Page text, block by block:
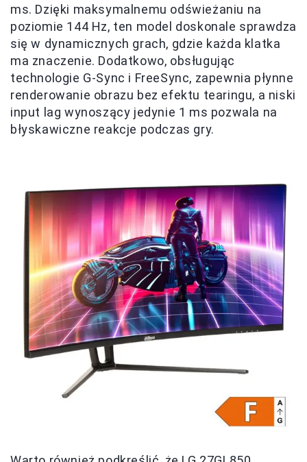
ms. Dzięki maksymalnemu odświeżaniu na
poziomie 144 Hz, ten model doskonale sprawdza
się w dynamicznych grach, gdzie każda klatka
ma znaczenie. Dodatkowo, obsługując
technologie G-Sync i FreeSync, zapewnia płynne
renderowanie obrazu bez efektu tearingu, a niski
input lag wynoszący jedynie 1 ms pozwala na
błyskawiczne reakcje podczas gry.